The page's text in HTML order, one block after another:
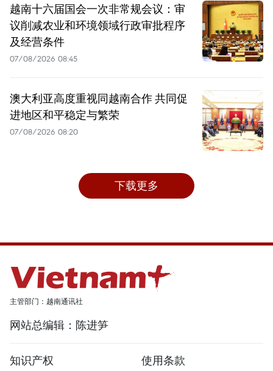
越南十六届国会一次非常规会议：审
议削减农业和环境领域行政审批程序
及经营条件
07/08/2026 08:45
澳大利亚高度重视同越南合作 共同促
进地区和平稳定与繁荣
07/08/2026 08:20
下载更多
主管部门：越南通讯社
网站总编辑：陈进笋
知识产权 使用条款